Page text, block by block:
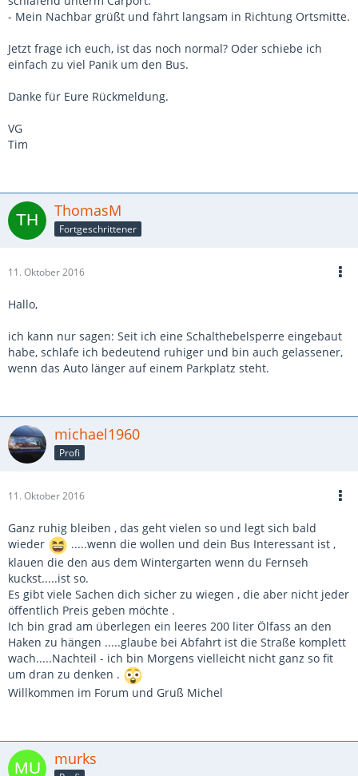
- Mein Nachbar grüßt und fährt langsam in Richtung Ortsmitte.
Jetzt frage ich euch, ist das noch normal? Oder schiebe ich
einfach zu viel Panik um den Bus.
Danke für Eure Rückmeldung.
VG
Tim
ThomasM
Fortgeschrittener
11. Oktober 2016
Hallo,
ich kann nur sagen: Seit ich eine Schalthebelsperre eingebaut
habe, schlafe ich bedeutend ruhiger und bin auch gelassener,
wenn das Auto länger auf einem Parkplatz steht.
michael1960
Profi
11. Oktober 2016
Ganz ruhig bleiben , das geht vielen so und legt sich bald
wieder
.....wenn die wollen und dein Bus Interessant ist ,
klauen die den aus dem Wintergarten wenn du Fernseh
kuckst.....ist so.
Es gibt viele Sachen dich sicher zu wiegen , die aber nicht jeder
öffentlich Preis geben möchte .
Ich bin grad am überlegen ein leeres 200 liter Ölfass an den
Haken zu hängen .....glaube bei Abfahrt ist die Straße komplett
wach.....Nachteil - ich bin Morgens vielleicht nicht ganz so fit
um dran zu denken .
Willkommen im Forum und Gruß Michel
murks